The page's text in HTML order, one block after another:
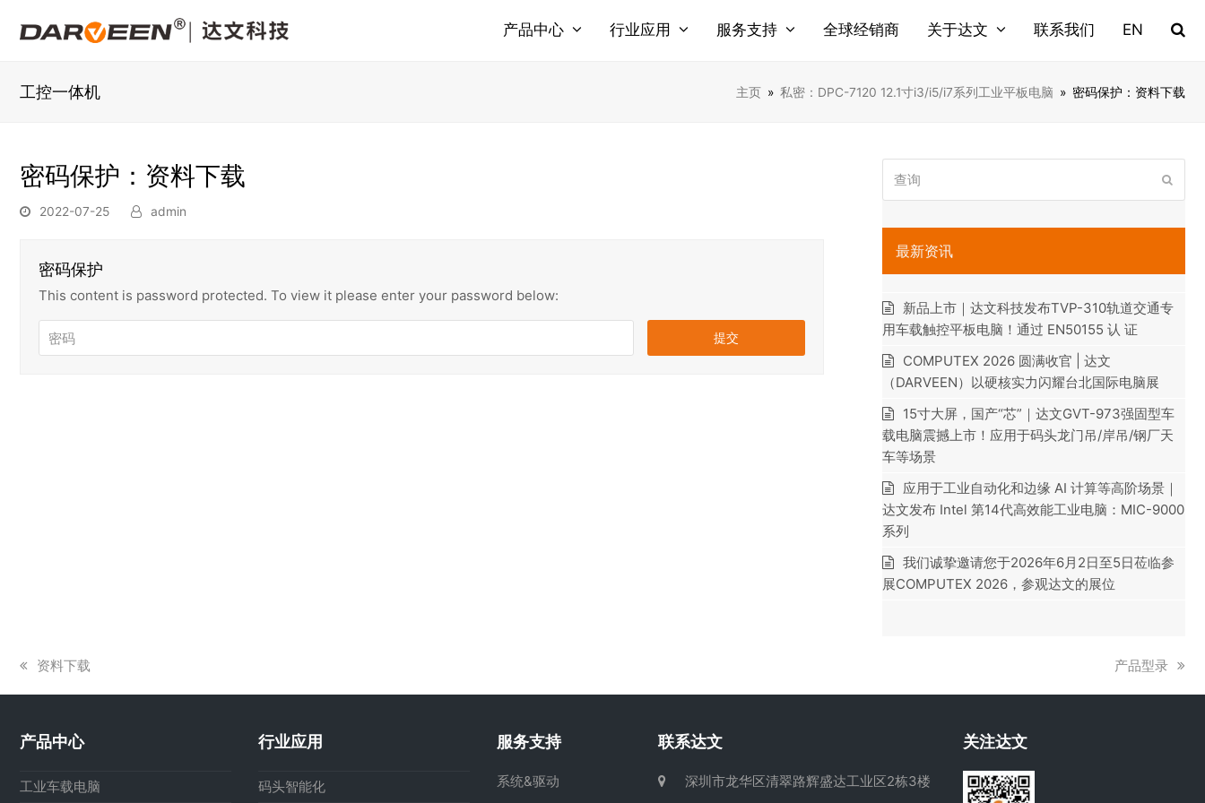
产品中心 行业应用 服务支持 全球经销商 关于达文 联系我们 EN
工控一体机 主页 » 私密：DPC-7120 12.1寸i3/i5/i7系列工业平板电脑 » 密码保护：资料下载
密码保护：资料下载
2022-07-25 admin
密码保护
This content is password protected. To view it please enter your password below:
询
最新资讯
新品上市｜达文科技发布TVP-310轨道交通专
用车载触控平板电脑！通过 EN50155 认 证
COMPUTEX 2026 圆满收官 | 达文
（DARVEEN）以硬核实力闪耀台北国际电脑展
15寸大屏，国产“芯”｜达文GVT-973强固型车
载电脑震撼上市！应用于码头龙门吊/岸吊/钢厂天
车等场景
应用于工业自动化和边缘 AI 计算等高阶场景｜
达文发布 Intel 第14代高效能工业电脑：MIC-9000
系列
我们诚挚邀请您于2026年6月2日至5日莅临参
展COMPUTEX 2026，参观达文的展位
上
章:
资料下载
下
产品型录
产品中心
工业车载电脑
行业应用
码头智能化
服务支持
系统&驱动
联系达文
深圳市龙华区清翠路辉盛达工业区2栋3楼
关注达文